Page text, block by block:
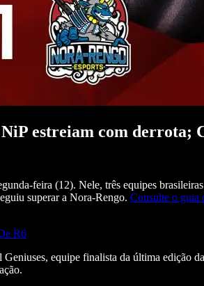
estreiam com derrota;
feira (12). Nele, três equipes
superar a Nora-Rengo. Consulte o guia
R6
equipe finalista da última edição